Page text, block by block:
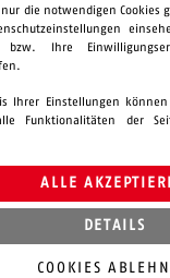
47-120
- 16.00 Uhr
- 13.00 Uhr
die notwendigen Cookies
bzw. Ihre
Ihrer Einstellungen
Funktionalitäten der
ALLE
DETAILS
COOKIES